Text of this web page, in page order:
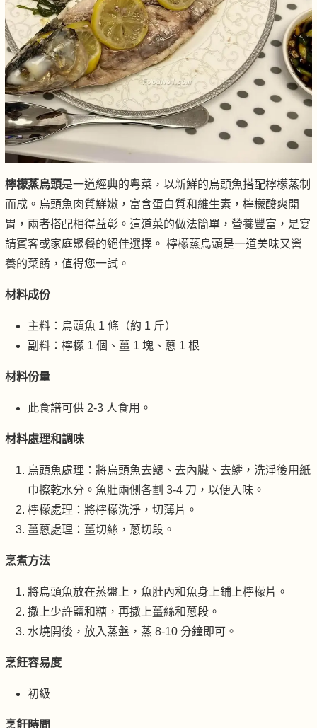
檸檬蒸烏頭是一道經典的粵菜，以新鮮的烏頭魚搭配檸檬蒸制
而成。烏頭魚肉質鮮嫩，富含蛋白質和維生素，檸檬酸爽開
胃，兩者搭配相得益彰。這道菜的做法簡單，營養豐富，是宴
請賓客或家庭聚餐的絕佳選擇。 檸檬蒸烏頭是一道美味又營
養的菜餚，值得您一試。
材料成份
主料：烏頭魚 1 條（約 1 斤）
副料：檸檬 1 個、薑 1 塊、蔥 1 根
材料份量
此食譜可供 2-3 人食用。
材料處理和調味
烏頭魚處理：將烏頭魚去鰓、去內臟、去鱗，洗淨後用紙
巾擦乾水分。魚肚兩側各劃 3-4 刀，以便入味。
檸檬處理：將檸檬洗淨，切薄片。
薑蔥處理：薑切絲，蔥切段。
烹煮方法
將烏頭魚放在蒸盤上，魚肚內和魚身上鋪上檸檬片。
撒上少許鹽和糖，再撒上薑絲和蔥段。
水燒開後，放入蒸盤，蒸 8-10 分鐘即可。
烹飪容易度
初級
烹飪時間